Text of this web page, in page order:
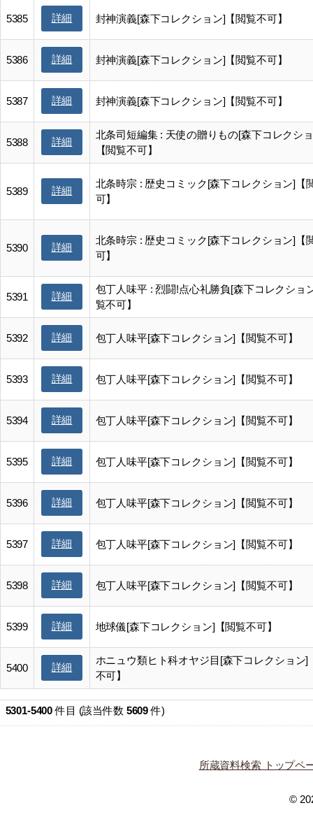
5385 詳細 封神演義[森下コレクション]【閲覧不可】
5386 詳細 封神演義[森下コレクション]【閲覧不可】
5387 詳細 封神演義[森下コレクション]【閲覧不可】
5388 詳細
北条司短編集 : 天使の贈りもの[森下コレクシ
【閲覧不可】
5389 詳細
北条時宗 : 歴史コミック[森下コレクション]【
可】
5390 詳細
北条時宗 : 歴史コミック[森下コレクション]【
可】
5391 詳細
包丁人味平 : 烈闘!点心礼勝負[森下コレクショ
覧不可】
5392 詳細 包丁人味平[森下コレクション]【閲覧不可】
5393 詳細 包丁人味平[森下コレクション]【閲覧不可】
5394 詳細 包丁人味平[森下コレクション]【閲覧不可】
5395 詳細 包丁人味平[森下コレクション]【閲覧不可】
5396 詳細 包丁人味平[森下コレクション]【閲覧不可】
5397 詳細 包丁人味平[森下コレクション]【閲覧不可】
5398 詳細 包丁人味平[森下コレクション]【閲覧不可】
5399 詳細 地球儀[森下コレクション]【閲覧不可】
5400 詳細
ホニュウ類ヒト科オヤジ目[森下コレクション]
不可】
5301-5400件目 (該当件数 5609件)
所蔵資料検索 トップペ
©